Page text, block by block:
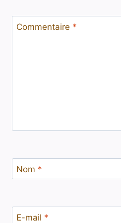
Commentaire *
Nom *
E-mail *